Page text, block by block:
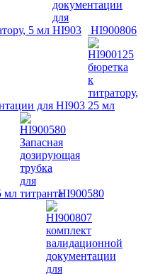
5 мл HI900806
для HI903
мл HI900580